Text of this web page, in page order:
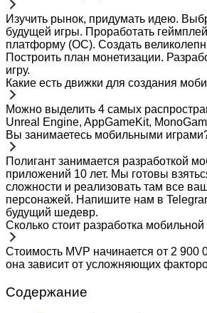
Изучить рынок, придумать идею.
будущей игры. Проработать
платформу (ОС). Создать
Построить план монетизации.
игру.
Какие есть движки для создания
Можно выделить 4 самых
Unreal Engine, AppGameKit,
Вы занимаетесь мобильными
Полигант занимается разработкой
приложений 10 лет. Мы готовы
сложности и реализовать там все
персонажей. Напишите нам в
будущий шедевр.
Сколько стоит разработка
Стоимость MVP начинается от 2 900
она зависит от усложняющих
Содержание